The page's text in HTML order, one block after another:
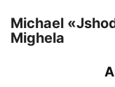
Michael
Mighela